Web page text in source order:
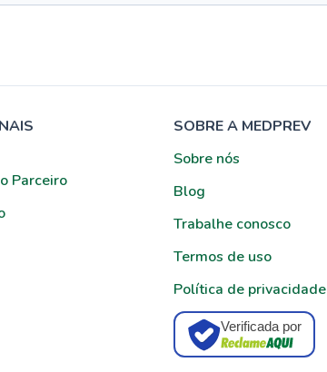
Parceiro
SOBRE A MEDPREV
Sobre nós
Blog
Trabalhe conosco
Termos de uso
Política de privacidade
Verificada por